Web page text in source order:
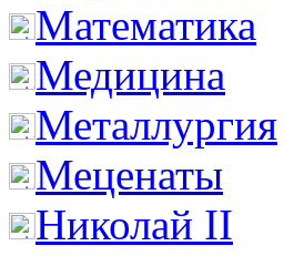
Математика
Медицина
Металлургия
Меценаты
Николай II